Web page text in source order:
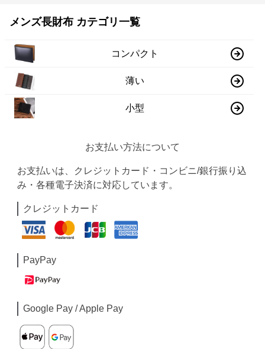
メンズ長財布 カテゴリ一覧
コンパクト
薄い
小型
お支払い方法について
お支払いは、クレジットカード・コンビニ/銀行振り込
み・各種電子決済に対応しています。
クレジットカード
PayPay
Google Pay / Apple Pay